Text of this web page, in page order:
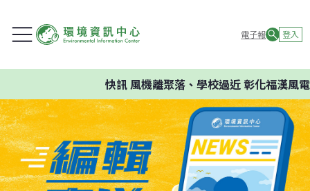
電子報 登入
快訊風機離聚落、學校過近 彰化福漢風電